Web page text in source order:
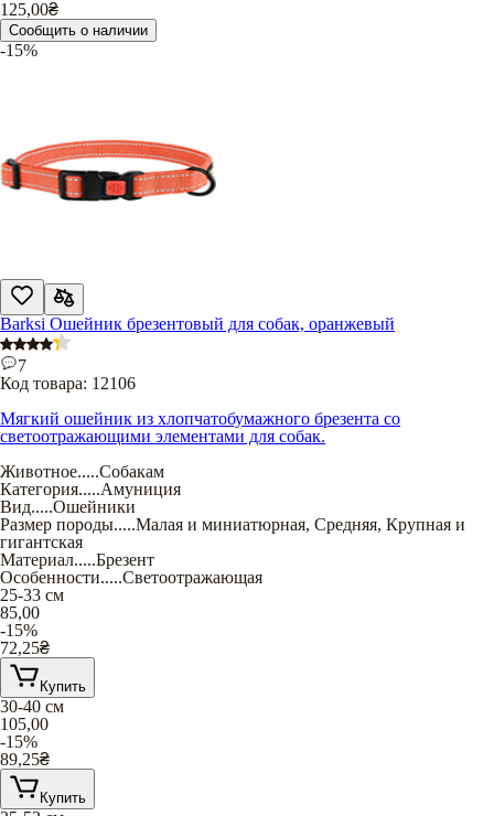
125,00₴
Сообщить о наличии
-15%
Barksi Ошейник брезентовый для собак, оранжевый
7
Код товара: 12106
Мягкий ошейник из хлопчатобумажного брезента со
светоотражающими элементами для собак.
Животное.....Собакам
Категория.....Амуниция
Вид.....Ошейники
Размер породы.....Малая и миниатюрная, Средняя, Крупная и
гигантская
Материал.....Брезент
Особенности.....Светоотражающая
25-33 см
85,00
-15%
72,25₴
Купить
30-40 см
105,00
-15%
89,25₴
Купить